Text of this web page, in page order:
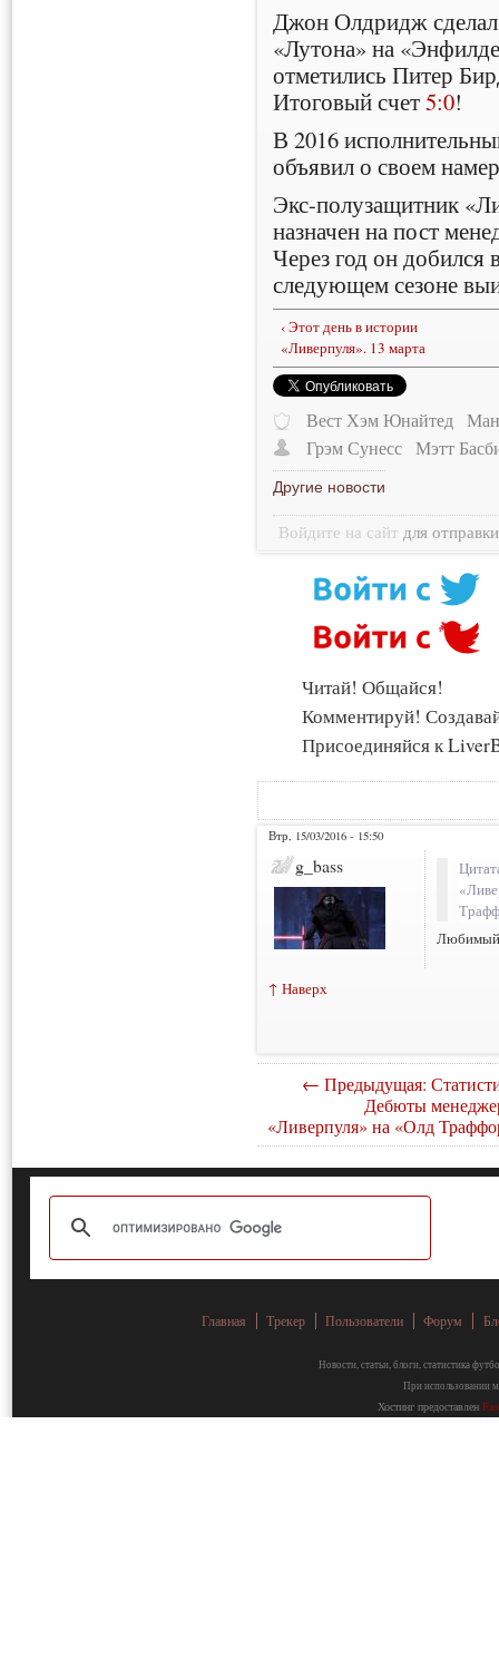
Джон Олдридж сделал
«Лутона» на
отметились Питер
Итоговый счет5:0!
В 2016
объявил о своем
Экс-полузащитник
назначен на пост
Через год он
следующем сезоне
‹ Этот день в истории
«Ливерпуля». 13 марта
Вест Хэм Юнайтед
Грэм Сунесс Мэтт
Другие новости
Войдите на сайт для
Читай! Общайся!
Комментируй!
Присоединяйся к
Втр, 15/03/2016 - 15:50
g_bass
Любимый
↑ Наверх
← Предыдущая:
Дебюты
«Ливерпуля» на «Олд
Главная Трекер Пользователи Форум
Новости, статьи, блоги, статистика
При использовании
Хостинг предоставлен